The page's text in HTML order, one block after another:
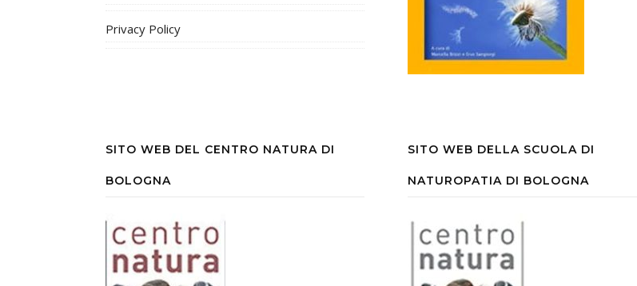
Privacy Policy
SITO WEB DEL CENTRO NATURA DI
BOLOGNA
SITO WEB DELLA SCUOLA DI
NATUROPATIA DI BOLOGNA